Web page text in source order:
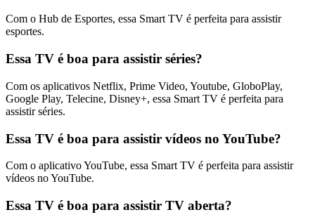
Com o Hub de Esportes, essa Smart TV é perfeita para assistir
esportes.
Essa TV é boa para assistir séries?
Com os aplicativos Netflix, Prime Video, Youtube, GloboPlay,
Google Play, Telecine, Disney+, essa Smart TV é perfeita para
assistir séries.
Essa TV é boa para assistir vídeos no YouTube?
Com o aplicativo YouTube, essa Smart TV é perfeita para assistir
vídeos no YouTube.
Essa TV é boa para assistir TV aberta?